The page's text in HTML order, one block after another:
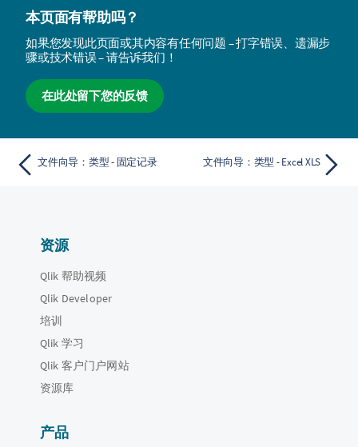
本页面有帮助吗？
如果您发现此页面或其内容有任何问题 – 打字错误、遗漏步
骤或技术错误 – 请告诉我们！
在此处留下您的反馈
文件向导：类型 - 固定记录 文件向导：类型 - Excel XLS
资源
Qlik 帮助视频
Qlik Developer
培训
Qlik 学习
Qlik 客户门户网站
资源库
产品